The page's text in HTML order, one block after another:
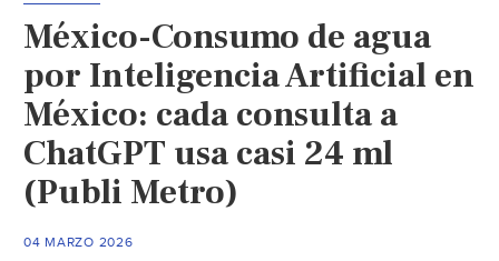
México-Consumo de agua
por Inteligencia Artificial en
México: cada consulta a
ChatGPT usa casi 24 ml
(Publi Metro)
04 MARZO 2026